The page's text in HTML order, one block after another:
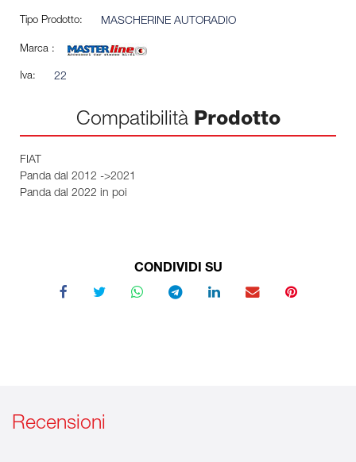
Tipo Prodotto: MASCHERINE AUTORADIO
Marca :
Iva: 22
Compatibilità Prodotto
FIAT
Panda dal 2012 ->2021
Panda dal 2022 in poi
CONDIVIDI SU
Recensioni